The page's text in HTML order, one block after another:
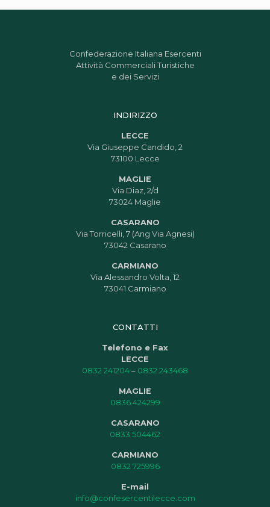
Confederazione Italiana Esercenti
Attività Commerciali Turistiche
e dei Servizi
INDIRIZZO
LECCE
Via Giuseppe Candido, 2
73100 Lecce
MAGLIE
Via Diaz, 2/d
73024 Maglie
CASARANO
Via Torricelli, 7 (Ang Via Agnesi)
73042 Casarano
CARMIANO
Via Alessandro Volta, 12
73041 Carmiano
CONTATTI
Telefono e Fax
LECCE
0832 241204– 0832 243468
MAGLIE
0836 424299
CASARANO
0833 504462
CARMIANO
0832 725996
E-mail
info@confesercentilecce.com